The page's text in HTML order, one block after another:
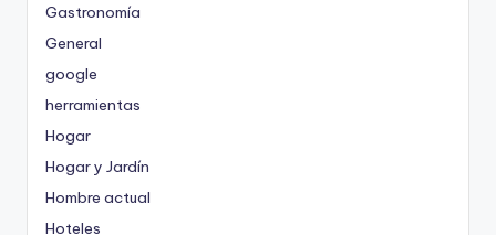
Gastronomía
General
google
herramientas
Hogar
Hogar y Jardín
Hombre actual
Hoteles